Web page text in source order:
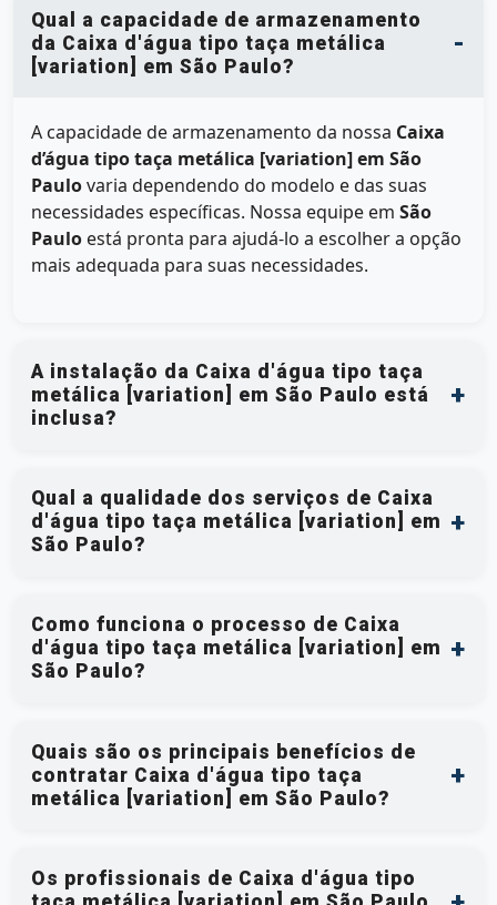
Qual a capacidade de armazenamento
da Caixa d'água tipo taça metálica
[variation] em São Paulo?
A capacidade de armazenamento da nossa Caixa
d’água tipo taça metálica [variation] em São
Paulovaria dependendo do modelo e das suas
necessidades específicas. Nossa equipe em São
Paulo está pronta para ajudá-lo a escolher a opção
mais adequada para suas necessidades.
A instalação da Caixa d'água tipo taça
metálica [variation] em São Paulo está
inclusa?
Qual a qualidade dos serviços de Caixa
d'água tipo taça metálica [variation] em
São Paulo?
Como funciona o processo de Caixa
d'água tipo taça metálica [variation] em
São Paulo?
Quais são os principais benefícios de
contratar Caixa d'água tipo taça
metálica [variation] em São Paulo?
Os profissionais de Caixa d'água tipo